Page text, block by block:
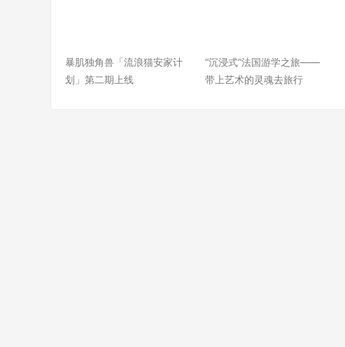
暴肌独角兽「流浪猫安家计
划」第二期上线
“沉浸式”法国游学之旅——
带上艺术的灵魂去旅行